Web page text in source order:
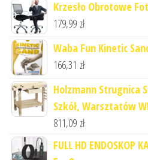
Krzesło Obrotowe
179,99 zł
Waba Fun Kinetic
166,31 zł
Holzmann Strugnica
Szkół, Warsztatów
811,09 zł
FULL HD ENDOSKOP